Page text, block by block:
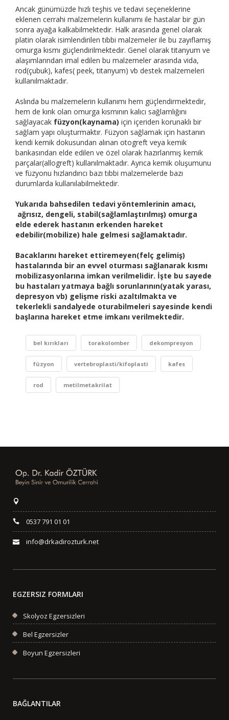
Ancak günümüzde hızlı teşhis ve tedavi seçeneklerine
eklenen cerrahi malzemelerin kullanımı ile hastalar bir gün
sonra ayağa kalkabilmektedir. Halk arasında genel olarak
platin olarak isimlendirilen tıbbi malzemeler ile bu zayıflamış
omurga kısmı güçlendirilmektedir. Genel olarak titanyum ve
alaşımlarından imal edilen bu malzemeler arasında vida,
rod(çubuk), kafes( peek, titanyum) vb destek malzemeleri
kullanılmaktadır.
Aslında bu malzemelerin kullanımı hem güçlendirmektedir,
hem de kırık olan omurga kısmının kalıcı sağlamlığını
sağlayacak füzyon(kaynama) için içeriden korunaklı bir
sağlam yapı oluşturmaktır. Füzyon sağlamak için hastanın
kendi kemik dokusundan alınan otogreft veya kemik
bankasından elde edilen ve özel olarak hazırlanmış kemik
parçalar(allogreft) kullanılmaktadır. Ayrıca kemik oluşumunu
ve füzyonu hızlandırıcı bazı tıbbi malzemelerde bazı
durumlarda kullanılabilmektedir.
Yukarıda bahsedilen tedavi yöntemlerinin amacı,
ağrısız, dengeli, stabil(sağlamlaştırılmış) omurga
elde ederek hastanın erkenden hareket
edebilir(mobilize) hale gelmesi sağlamaktadır.
Bacaklarını hareket ettiremeyen(felç gelimiş)
hastalarında bir an evvel oturması sağlanarak kısmı
mobilizasyonlarına imkan verilmelidir. İşte bu sayede
bu hastaları yatmaya bağlı sorunlarının(yatak yarası,
depresyon vb) gelişme riski azaltılmakta ve
tekerlekli sandalyede oturabilmeleri sayesinde kendi
başlarına hareket etme imkanı verilmektedir.
bel kırıkları torakolomber dekompresyon
füzyon vertebroplasti/kifoplasti kafes
rod metilmetakrilat
0537 791 01 01
info@drkadirozturk.net
EGZERSIZ FORMLARI
Skolyoz Egzersizleri
Bel Egzersizler
Boyun Egzersizleri
BAĞLANTILAR